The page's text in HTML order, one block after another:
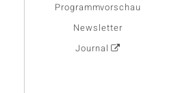
Programmvorschau
Newsletter
Journal